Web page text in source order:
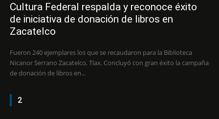
Cultura Federal respalda y reconoce éxito
de iniciativa de donación de libros en
Zacatelco
Fueron 240 ejemplares los que se recaudaron para la Biblioteca
Nicanor Serrano Zacatelco, Tlax. Concluyó con gran éxito la campaña
de donación de libros en...
2